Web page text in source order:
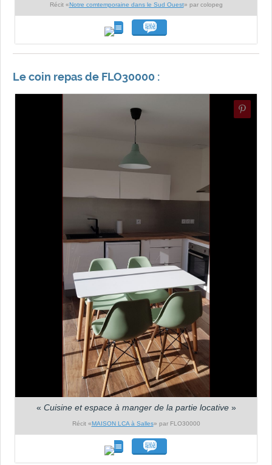
Récit «Notre comtemporaine dans le Sud Ouest» par colopeg
Le coin repas de FLO30000 :
« Cuisine et espace à manger de la partie locative»
Récit «MAISON LCA à Salles» par FLO30000